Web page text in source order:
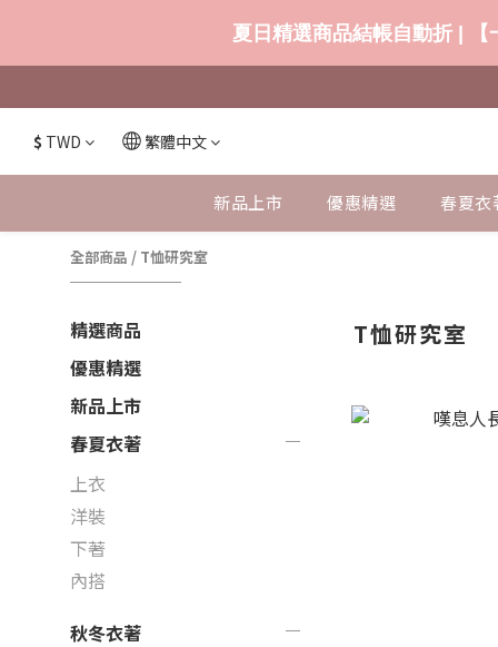
$ TWD 繁體中文
新品上市 優惠精選 春夏衣
全部商品 / T恤研究室
精選商品
優惠精選
新品上市
春夏衣著
上衣
洋裝
下著
內搭
秋冬衣著
T恤研究室
夏日精選商品結帳自動折 |